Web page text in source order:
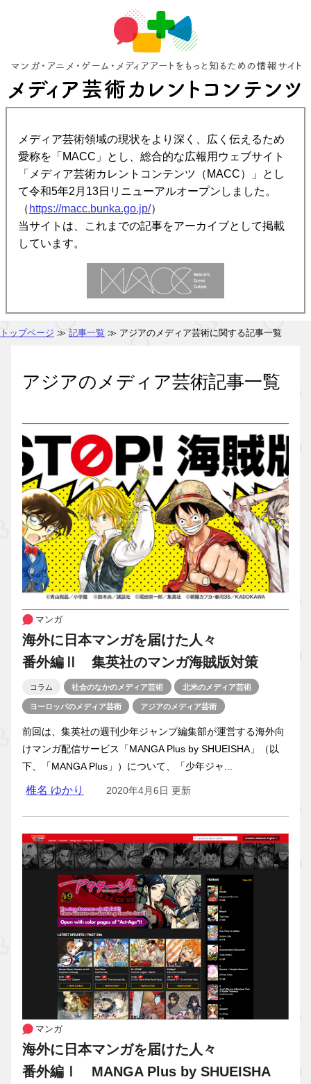
メディア芸術領域の現状をより深く、広く伝えるため
愛称を「MACC」とし、総合的な広報用ウェブサイト
「メディア芸術カレントコンテンツ（MACC）」とし
て令和5年2月13日リニューアルオープンしました。
（ https://macc.bunka.go.jp/）
当サイトは、これまでの記事をアーカイブとして掲載
しています。
トップページ ≫ 記事一覧 ≫ アジアのメディア芸術に関する記事一覧
アジアのメディア芸術記事一覧
マンガ
海外に日本マンガを届けた人々
番外編Ⅱ 集英社のマンガ海賊版対策
コラム 社会のなかのメディア芸術 北米のメディア芸術
ヨーロッパのメディア芸術 アジアのメディア芸術
前回は、集英社の週刊少年ジャンプ編集部が運営する海外向
けマンガ配信サービス「MANGA Plus by SHUEISHA」（以
下、「MANGA Plus」）について、「少年ジャ...
椎名 ゆかり 2020年4月6日 更新
マンガ
海外に日本マンガを届けた人々
番外編Ⅰ MANGA Plus by SHUEISHA